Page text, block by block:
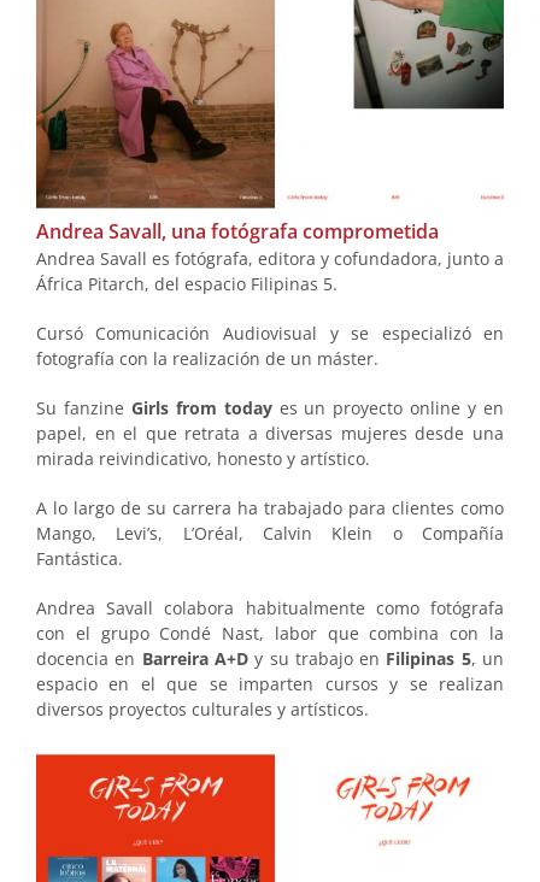
Andrea Savall, una fotógrafa comprometida
Andrea Savall es fotógrafa, editora y cofundadora, junto a
África Pitarch, del espacio Filipinas 5.
Cursó Comunicación Audiovisual y se especializó en
fotografía con la realización de un máster.
Su fanzine Girls from todayes un proyecto online y en
papel, en el que retrata a diversas mujeres desde una
mirada reivindicativo, honesto y artístico.
A lo largo de su carrera ha trabajado para clientes como
Mango, Levi’s, L’Oréal, Calvin Klein o Compañía
Fantástica.
Andrea Savall colabora habitualmente como fotógrafa
con el grupo Condé Nast, labor que combina con la
docencia en Barreira A+Dy su trabajo en Filipinas 5, un
espacio en el que se imparten cursos y se realizan
diversos proyectos culturales y artísticos.